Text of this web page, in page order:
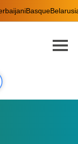
Basque